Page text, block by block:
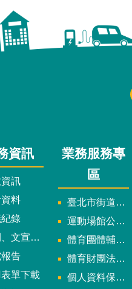
資訊
訊
料
錄
宣及出版品
告
單下載
業務服務專
區
臺北市街道遊戲申請專區
運動場館公司設立輔導專區
體育團體輔導訪視
體育財團法人/公益信託專區
個人資料保護專區